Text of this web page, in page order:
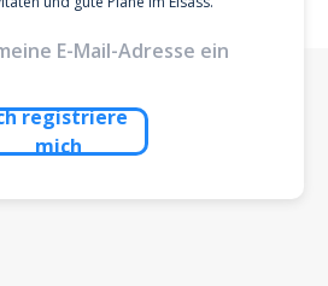
registriere
mich